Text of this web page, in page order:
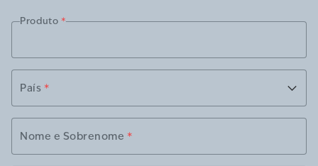
Produto *
País *
Nome e Sobrenome *